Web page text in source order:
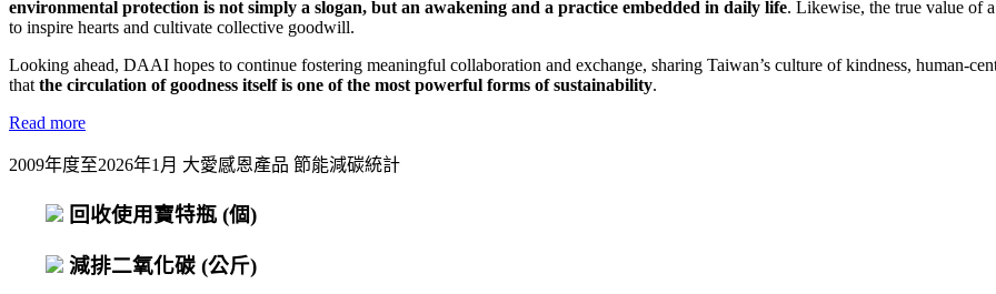
environmental protection is not simply a slogan, but an awakening and a practice embedded in daily life. Likewise, the true value of
to inspire hearts and cultivate collective goodwill.
Looking ahead, DAAI hopes to continue fostering meaningful collaboration and exchange, sharing Taiwan’s culture of kindness, human-
that the circulation of goodness itself is one of the most powerful forms of sustainability.
Read more
2009年度至2026年1月 大愛感恩產品 節能減碳統計
回收使用寶特瓶 (個)
減排二氧化碳 (公斤)